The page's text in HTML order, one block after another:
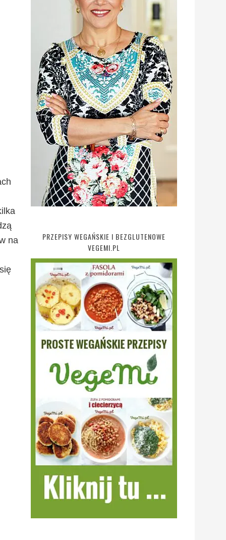
na
PRZEPISY WEGAŃSKIE I BEZGLUTENOWE
VEGEMI.PL